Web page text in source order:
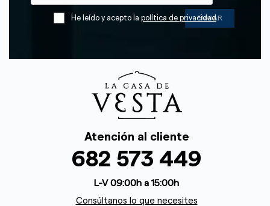
He leído y acepto la política de privacidad
Atención al cliente
682 573 449
L-V 09:00h a 15:00h
Consúltanos lo que necesites